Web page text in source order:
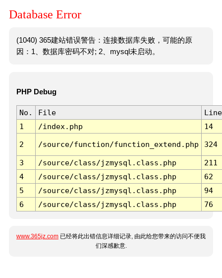
Database Error
(1040) 365建站错误警告：连接数据库失败，可能的原
因：1、数据库密码不对; 2、mysql未启动。
PHP Debug
No. File
Line
1
/index.php 14
2 /source/function/function_extend.php 324
3 /source/class/jzmysql.class.php
211
4
/source/class/jzmysql.class.php
62
5
/source/class/jzmysql.class.php
94
6
/source/class/jzmysql.class.php 76
www.365jz.com 已经将此出错信息详细记录, 由此给您带来的访问不便我
们深感歉意.